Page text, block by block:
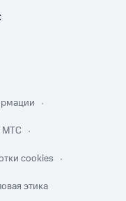
МТС
cookies
этика